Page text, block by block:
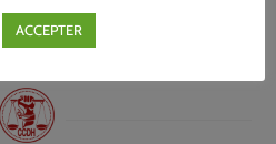
ACCEPTER